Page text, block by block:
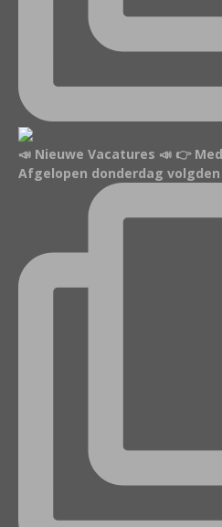
📣 Nieuwe Vacatures 📣 👉
Afgelopen donderdag